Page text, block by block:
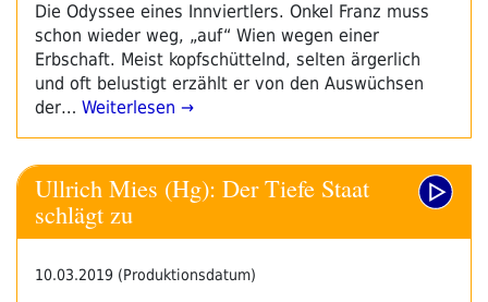
Die Odyssee eines Innviertlers. Onkel Franz muss
schon wieder weg, „auf“ Wien wegen einer
Erbschaft. Meist kopfschüttelnd, selten ärgerlich
und oft belustigt erzählt er von den Auswüchsen
der… Weiterlesen →
Ullrich Mies (Hg): Der Tiefe Staat
schlägt zu
10.03.2019 (Produktionsdatum)